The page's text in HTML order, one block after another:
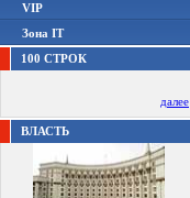
VIP
Зона IT
100 СТРОК
далее
ВЛАСТЬ